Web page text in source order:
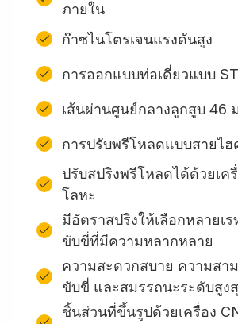
ภายใน
ก๊าซไนโตรเจนแรงดันสูง
การออกแบบท่อเดี่ยวแบบ
เส้นผ่านศูนย์กลางลูกสูบ 46
การปรับพรีโหลดแบบสายไฮ
ปรับสปริงพรีโหลดได้ด้วยเค
โลหะ
มีอัตราสปริงให้เลือกหลายเร
ขับขี่ที่มีความหลากหลาย
ความสะดวกสบาย ความสา
ขับขี่ และสมรรถนะระดับสูง
ชิ้นส่วนที่ขึ้นรูปด้วยเครื่อง